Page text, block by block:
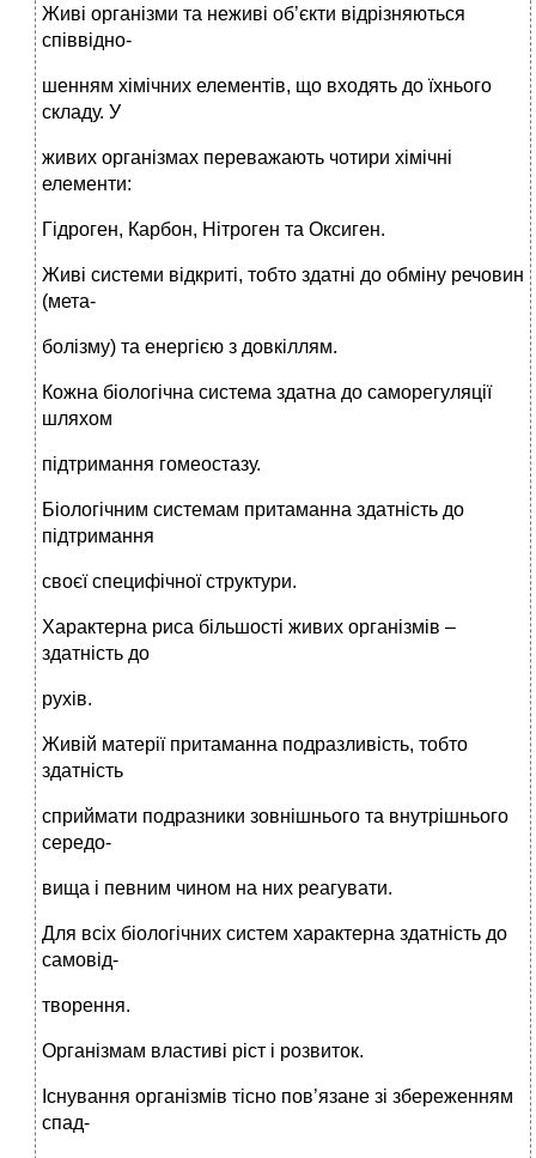
Живі організми та неживі об’єкти відрізняються
співвідно-
шенням хімічних елементів, що входять до їхнього
складу. У
живих організмах переважають чотири хімічні
елементи:
Гідроген, Карбон, Нітроген та Оксиген.
Живі системи відкриті, тобто здатні до обміну речовин
(мета-
болізму) та енергією з довкіллям.
Кожна біологічна система здатна до саморегуляції
шляхом
підтримання гомеостазу.
Біологічним системам притаманна здатність до
підтримання
своєї специфічної структури.
Характерна риса більшості живих організмів –
здатність до
рухів.
Живій матерії притаманна подразливість, тобто
здатність
сприймати подразники зовнішнього та внутрішнього
середо-
вища і певним чином на них реагувати.
Для всіх біологічних систем характерна здатність до
самовід-
творення.
Організмам властиві ріст і розвиток.
Існування організмів тісно пов’язане зі збереженням
спад-